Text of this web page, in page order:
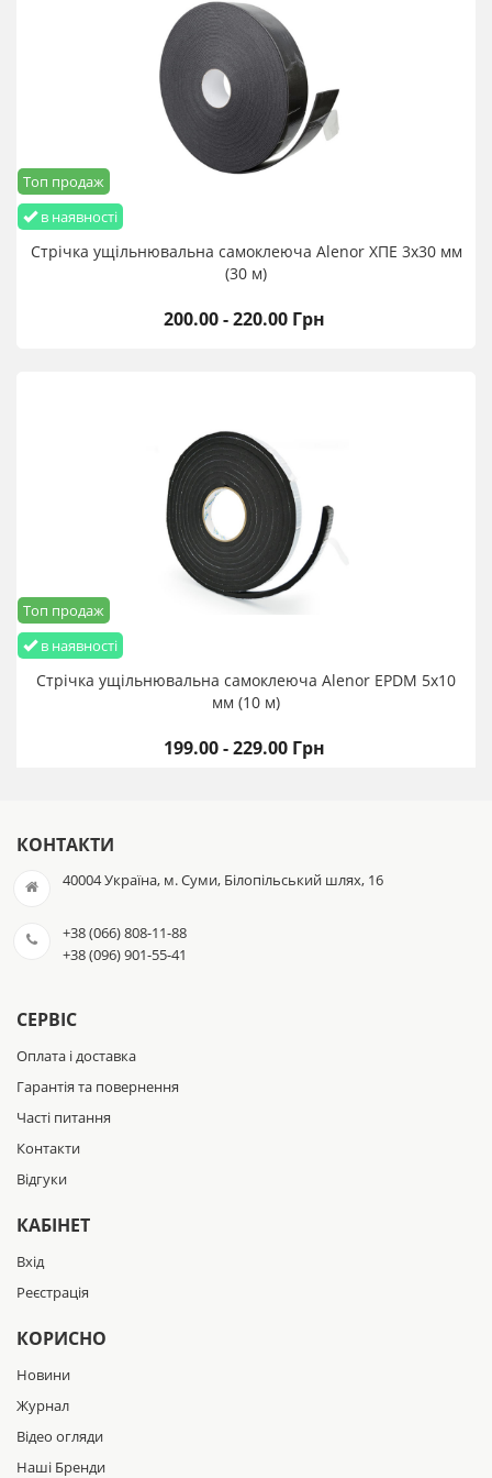
в наявності
Топ продаж
Стрічка ущільнювальна самоклеюча Alenor ХПЕ 3х30 мм
(30 м)
200.00 - 220.00 Грн
в наявності
Топ продаж
Стрічка ущільнювальна самоклеюча Alenor EPDM 5х10
мм (10 м)
199.00 - 229.00 Грн
КОНТАКТИ
40004 Україна, м. Суми, Білопільський шлях, 16
+38 (066) 808-11-88
+38 (096) 901-55-41
СЕРВІС
Оплата і доставка
Гарантія та повернення
Часті питання
Контакти
Відгуки
КАБІНЕТ
Вхід
Реєстрація
КОРИСНО
Новини
Журнал
Відео огляди
Наші Бренди